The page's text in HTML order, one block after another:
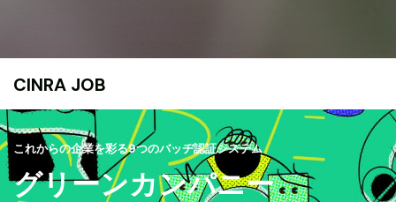
CINRA JOB
これからの企業を彩る9つのバッヂ認証システム
グリーンカンパニー